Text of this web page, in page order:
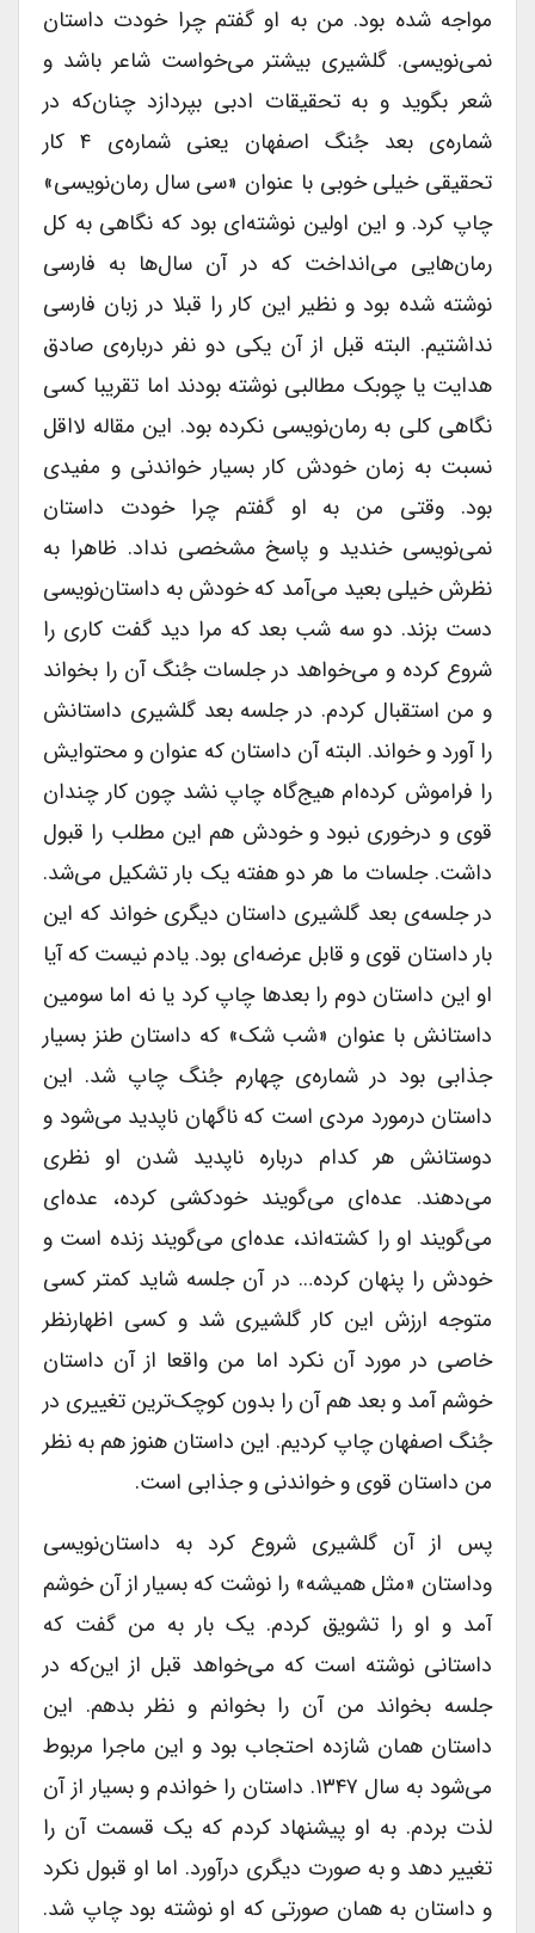
مواجه شده بود. من به او گفتم چرا خودت داستان
نمی‌نویسی. گلشیری بیشتر می‌خواست شاعر باشد و
شعر بگوید و به تحقیقات ادبی بپردازد چنان‌که در
شماره‌ی بعد جُنگ اصفهان یعنی شماره‌ی ‌۴ کار
تحقیقی خیلی خوبی با عنوان «سی سال رمان‌نویسی»
چاپ کرد. و این اولین نوشته‌ای بود که نگاهی به کل
رمان‌هایی می‌انداخت که در آن سال‌ها به فارسی
نوشته شده بود و نظیر این کار را قبلا در زبان فارسی
نداشتیم. البته قبل از آن یکی دو نفر درباره‌ی صادق
هدایت یا چوبک مطالبی نوشته بودند اما تقریبا کسی
نگاهی کلی به رمان‌نویسی نکرده بود. این مقاله لااقل
نسبت به زمان خودش کار بسیار خواندنی و مفیدی
بود. وقتی من به او گفتم چرا خودت داستان
نمی‌نویسی خندید و پاسخ مشخصی نداد. ظاهرا به
نظرش خیلی بعید می‌آمد که خودش به داستان‌نویسی
دست بزند. دو سه شب بعد که مرا دید گفت کاری را
شروع کرده و می‌خواهد در جلسات جُنگ آن را بخواند
و من استقبال کردم. در جلسه بعد گلشیری داستانش
را آورد و خواند. البته آن داستان که عنوان و محتوایش
را فراموش کرده‌ام هیج‌گاه چاپ نشد چون کار چندان
قوی و درخوری نبود و خودش هم این مطلب را قبول
داشت. جلسات ما هر دو هفته یک بار تشکیل می‌شد.
در جلسه‌ی بعد گلشیری داستان دیگری خواند که این
بار داستان قوی و قابل عرضه‌ای بود. یادم نیست که آیا
او این داستان دوم را بعدها چاپ کرد یا نه اما سومین
داستانش با عنوان «شب شک» که داستان طنز بسیار
جذابی بود در شماره‌ی چهارم جُنگ چاپ شد. این
داستان درمورد مردی است که ناگهان ناپدید می‌شود و
دوستانش هر کدام درباره ناپدید شدن او نظری
می‌دهند. عده‌ای می‌گویند خودکشی کرده، عده‌ای
می‌گویند او را کشته‌اند، عده‌ای می‌گویند زنده است و
خودش را پنهان کرده… در آن جلسه شاید کمتر کسی
متوجه ارزش این کار گلشیری شد و کسی اظهارنظر
خاصی در مورد آن نکرد اما من واقعا از آن داستان
خوشم آمد و بعد هم آن را بدون کوچک‌ترین تغییری در
جُنگ اصفهان چاپ کردیم. این داستان هنوز هم به نظر
من داستان قوی و خواندنی و جذابی است.
پس از آن گلشیری شروع کرد به داستان‌نویسی
وداستان «مثل همیشه» را نوشت که بسیار از آن خوشم
آمد و او را تشویق کردم. یک بار به من گفت که
داستانی نوشته است که می‌خواهد قبل از این‌که در
جلسه بخواند من آن را بخوانم و نظر بدهم. این
داستان همان شازده احتجاب بود و این ماجرا مربوط
می‌شود به سال ۱۳۴۷. داستان را خواندم و بسیار از آن
لذت بردم. به او پیشنهاد کردم که یک قسمت آن را
تغییر دهد و به صورت دیگری درآورد. اما او قبول نکرد
و داستان به همان صورتی که او نوشته بود چاپ شد.